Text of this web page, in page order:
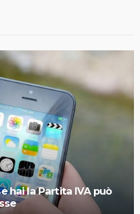
hai la Partita IVA può